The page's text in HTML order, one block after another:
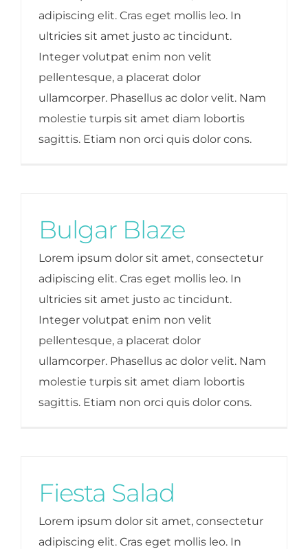
adipiscing elit. Cras eget mollis leo. In
ultricies sit amet justo ac tincidunt.
Integer volutpat enim non velit
pellentesque, a placerat dolor
ullamcorper. Phasellus ac dolor velit. Nam
molestie turpis sit amet diam lobortis
sagittis. Etiam non orci quis dolor cons.
Bulgar Blaze
Lorem ipsum dolor sit amet, consectetur
adipiscing elit. Cras eget mollis leo. In
ultricies sit amet justo ac tincidunt.
Integer volutpat enim non velit
pellentesque, a placerat dolor
ullamcorper. Phasellus ac dolor velit. Nam
molestie turpis sit amet diam lobortis
sagittis. Etiam non orci quis dolor cons.
Fiesta Salad
Lorem ipsum dolor sit amet, consectetur
adipiscing elit. Cras eget mollis leo. In